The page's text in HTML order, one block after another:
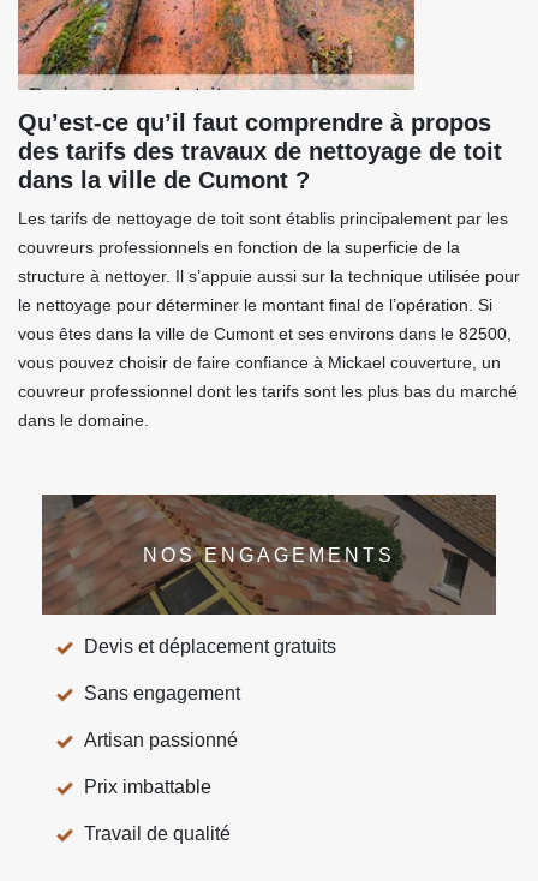
Qu’est-ce qu’il faut comprendre à propos
des tarifs des travaux de nettoyage de toit
dans la ville de Cumont ?
Les tarifs de nettoyage de toit sont établis principalement par les
couvreurs professionnels en fonction de la superficie de la
structure à nettoyer. Il s’appuie aussi sur la technique utilisée pour
le nettoyage pour déterminer le montant final de l’opération. Si
vous êtes dans la ville de Cumont et ses environs dans le 82500,
vous pouvez choisir de faire confiance à Mickael couverture, un
couvreur professionnel dont les tarifs sont les plus bas du marché
dans le domaine.
NOS ENGAGEMENTS
Devis et déplacement gratuits
Sans engagement
Artisan passionné
Prix imbattable
Travail de qualité